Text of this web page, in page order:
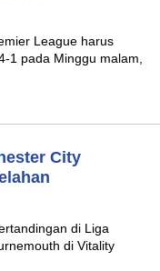
League harus
1 pada Minggu malam,
City
di Liga
di Vitality